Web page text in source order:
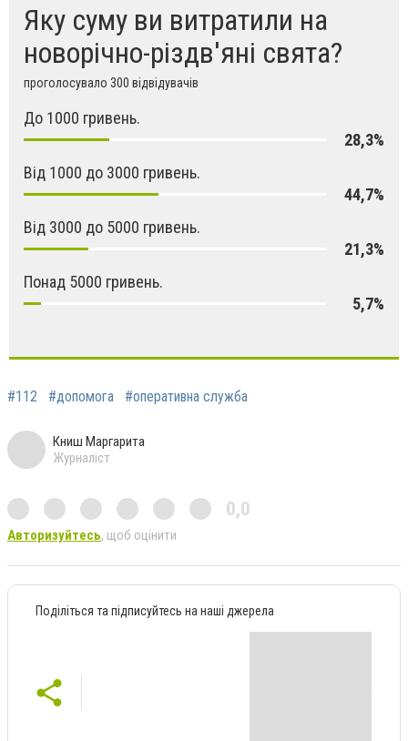
Яку суму ви витратили на
новорічно-різдв'яні свята?
проголосувало 300 відвідувачів
До 1000 гривень.
28,3%
Від 1000 до 3000 гривень.
44,7%
Від 3000 до 5000 гривень.
21,3%
Понад 5000 гривень.
5,7%
#112 #допомога #оперативна служба
Книш Маргарита
Журналіст
0,0
Авторизуйтесь, щоб оцінити
Поділіться та підписуйтесь на наші джерела